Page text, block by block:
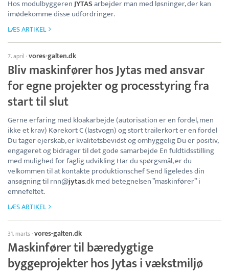
Hos modulbyggerenJYTASarbejder man med løsninger, der kan
imødekomme disse udfordringer.
LÆS ARTIKEL
7. april ·vores-galten.dk
Bliv maskinfører hos Jytas med ansvar
for egne projekter og processtyring fra
start til slut
Gerne erfaring med kloakarbejde (autorisation er en fordel, men
ikke et krav) Kørekort C (lastvogn) og stort trailerkort er en fordel
Du tager ejerskab, er kvalitetsbevidst og omhyggelig Du er positiv,
engageret og bidrager til det gode samarbejde En fuldtidsstilling
med mulighed for faglig udvikling Har du spørgsmål, er du
velkommen til at kontakte produktionschef Send ligeledes din
ansøgning til rnn@jytas.dk med betegnelsen ”maskinfører” i
emnefeltet.
LÆS ARTIKEL
31. marts·vores-galten.dk
Maskinfører til bæredygtige
byggeprojekter hos Jytas i vækstmiljø